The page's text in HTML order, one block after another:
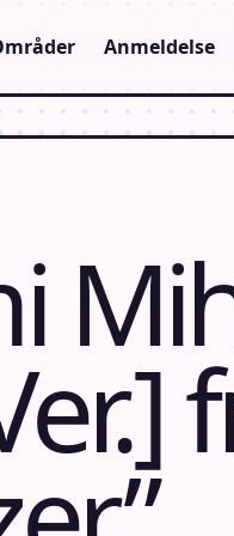
Anmeldelse